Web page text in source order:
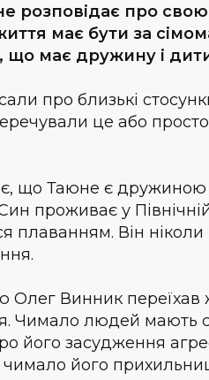
розповідає про
має бути за
що має дружину і
про близькі
це або
що Таюне є
проживає у
плаванням. Він
Олег Винник переїхав
Чимало людей мають
його засудження
його